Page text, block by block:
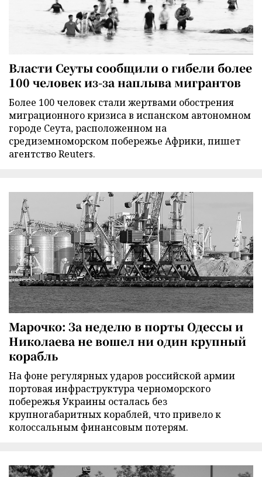
Власти Сеуты сообщили о гибели более
100 человек из-за наплыва мигрантов
Более 100 человек стали жертвами обострения
миграционного кризиса в испанском автономном
городе Сеута, расположенном на
средиземноморском побережье Африки, пишет
агентство Reuters.
Марочко: За неделю в порты Одессы и
Николаева не вошел ни один крупный
корабль
На фоне регулярных ударов российской армии
портовая инфраструктура черноморского
побережья Украины осталась без
крупногабаритных кораблей, что привело к
колоссальным финансовым потерям.